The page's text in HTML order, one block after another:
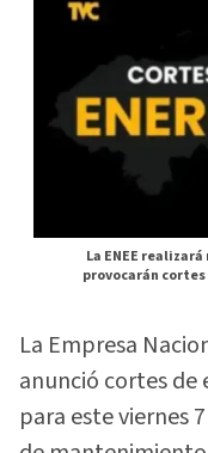
La ENEE
provocarán
La Empresa
anunció cortes
para este viernes